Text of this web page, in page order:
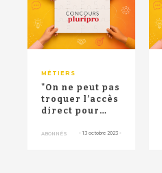
MÉTIERS
"On ne peut pas
troquer l’accès
direct pour
sociale av...
ABONNÉS - 13 octobre 2023 -